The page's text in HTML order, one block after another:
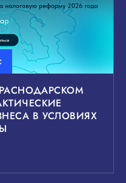
В УСЛОВИЯХ